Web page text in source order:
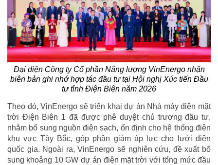
Đại diện Công ty Cổ phần Năng lượng VinEnergo nhận
biên bản ghi nhớ hợp tác đầu tư tại Hội nghị Xúc tiến Đầu
tư tỉnh Điện Biên năm 2026
Theo đó, VinEnergo sẽ triển khai dự án Nhà máy điện mặt
trời Điện Biên 1 đã được phê duyệt chủ trương đầu tư,
nhằm bổ sung nguồn điện sạch, ổn định cho hệ thống điện
khu vực Tây Bắc, góp phần giảm áp lực cho lưới điện
quốc gia. Ngoài ra, VinEnergo sẽ nghiên cứu, đề xuất bổ
sung khoảng 10 GW dự án điện mặt trời với tổng mức đầu